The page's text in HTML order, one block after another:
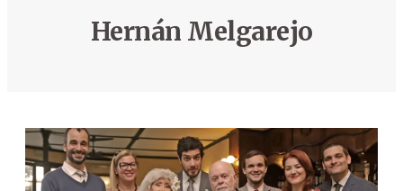
Hernán Melgarejo